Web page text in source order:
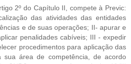
2º do Capítulo II, compete à Previc:
das atividades das entidades
e de suas operações; II- apurar e
penalidades cabíveis; III - expedir
procedimentos para aplicação das
sua área de competência, de acordo